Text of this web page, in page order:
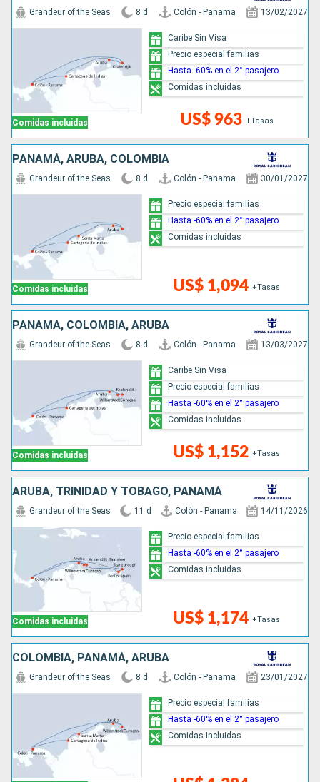
Comidas incluidas
Grandeur of the Seas 8 d Colón - Panama 13/02/2027
US$ 963 +Tasas
Caribe Sin Visa
Precio especial familias
Hasta -60% en el 2° pasajero
Comidas incluidas
PANAMÁ, ARUBA, COLOMBIA
Comidas incluidas
Grandeur of the Seas 8 d Colón - Panama 30/01/2027
US$ 1,094 +Tasas
Precio especial familias
Hasta -60% en el 2° pasajero
Comidas incluidas
PANAMÁ, COLOMBIA, ARUBA
Comidas incluidas
Grandeur of the Seas 8 d Colón - Panama 13/03/2027
US$ 1,152 +Tasas
Caribe Sin Visa
Precio especial familias
Hasta -60% en el 2° pasajero
Comidas incluidas
ARUBA, TRINIDAD Y TOBAGO, PANAMÁ
Comidas incluidas
Grandeur of the Seas 11 d Colón - Panama 14/11/2026
US$ 1,174 +Tasas
Precio especial familias
Hasta -60% en el 2° pasajero
Comidas incluidas
COLOMBIA, PANAMÁ, ARUBA
Grandeur of the Seas 8 d Colón - Panama 23/01/2027
Precio especial familias
Hasta -60% en el 2° pasajero
Comidas incluidas